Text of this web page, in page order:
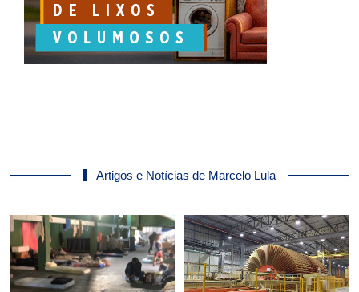
Artigos e Notícias de Marcelo Lula